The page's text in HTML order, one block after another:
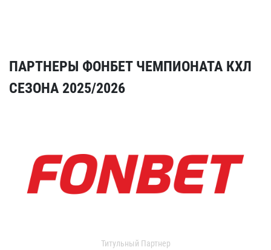
ПАРТНЕРЫ ФОНБЕТ ЧЕМПИОНАТА КХЛ
СЕЗОНА 2025/2026
Титульный Партнер